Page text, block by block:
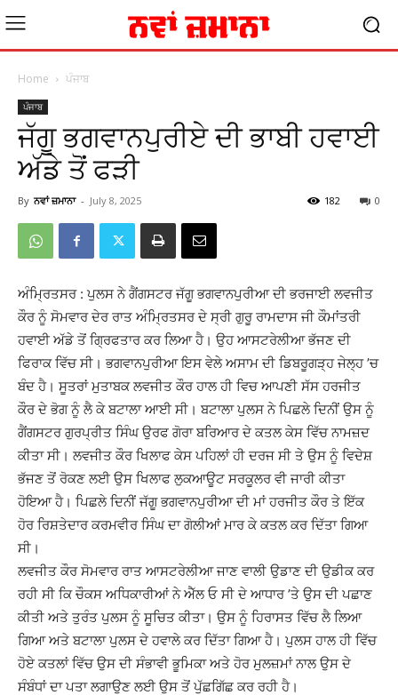
Home ਪੰਜਾਬ
ਪੰਜਾਬ
ਜੱਗੂ ਭਗਵਾਨਪੁਰੀਏ ਦੀ ਭਾਬੀ ਹਵਾਈ
ਅੱਡੇ ਤੋਂ ਫੜੀ
By ਨਵਾਂ ਜ਼ਮਾਨਾ - July 8, 2025 0
182
ਅੰਮਿ੍ਰਤਸਰ : ਪੁਲਸ ਨੇ ਗੈਂਗਸਟਰ ਜੱਗੂ ਭਗਵਾਨਪੁਰੀਆ ਦੀ ਭਰਜਾਈ ਲਵਜੀਤ
ਕੌਰ ਨੂੰ ਸੋਮਵਾਰ ਦੇਰ ਰਾਤ ਅੰਮਿ੍ਰਤਸਰ ਦੇ ਸ੍ਰੀ ਗੁਰੂ ਰਾਮਦਾਸ ਜੀ ਕੌਮਾਂਤਰੀ
ਹਵਾਈ ਅੱਡੇ ਤੋਂ ਗਿ੍ਰਫਤਾਰ ਕਰ ਲਿਆ ਹੈ। ਉਹ ਆਸਟਰੇਲੀਆ ਭੱਜਣ ਦੀ
ਫਿਰਾਕ ਵਿੱਚ ਸੀ। ਭਗਵਾਨਪੁਰੀਆ ਇਸ ਵੇਲੇ ਅਸਾਮ ਦੀ ਡਿਬਰੂਗੜ੍ਹ ਜੇਲ੍ਹ ’ਚ
ਬੰਦ ਹੈ। ਸੂਤਰਾਂ ਮੁਤਾਬਕ ਲਵਜੀਤ ਕੌਰ ਹਾਲ ਹੀ ਵਿਚ ਆਪਣੀ ਸੱਸ ਹਰਜੀਤ
ਕੌਰ ਦੇ ਭੋਗ ਨੂੰ ਲੈ ਕੇ ਬਟਾਲਾ ਆਈ ਸੀ। ਬਟਾਲਾ ਪੁਲਸ ਨੇ ਪਿਛਲੇ ਦਿਨੀਂ ਉਸ ਨੂੰ
ਗੈਂਗਸਟਰ ਗੁਰਪ੍ਰੀਤ ਸਿੰਘ ਉਰਫ ਗੋਰਾ ਬਰਿਆਰ ਦੇ ਕਤਲ ਕੇਸ ਵਿੱਚ ਨਾਮਜ਼ਦ
ਕੀਤਾ ਸੀ। ਲਵਜੀਤ ਕੌਰ ਖਿਲਾਫ ਕੇਸ ਪਹਿਲਾਂ ਹੀ ਦਰਜ ਸੀ ਤੇ ਉਸ ਨੂੰ ਵਿਦੇਸ਼
ਭੱਜਣ ਤੋਂ ਰੋਕਣ ਲਈ ਉਸ ਖਿਲਾਫ ਲੁਕਆਊਟ ਸਰਕੂਲਰ ਵੀ ਜਾਰੀ ਕੀਤਾ
ਹੋਇਆ ਹੈ। ਪਿਛਲੇ ਦਿਨੀਂ ਜੱਗੂ ਭਗਵਾਨਪੁਰੀਆ ਦੀ ਮਾਂ ਹਰਜੀਤ ਕੌਰ ਤੇ ਇੱਕ
ਹੋਰ ਰਿਸ਼ਤੇਦਾਰ ਕਰਮਵੀਰ ਸਿੰਘ ਦਾ ਗੋਲੀਆਂ ਮਾਰ ਕੇ ਕਤਲ ਕਰ ਦਿੱਤਾ ਗਿਆ
ਸੀ।
ਲਵਜੀਤ ਕੌਰ ਸੋਮਵਾਰ ਰਾਤ ਆਸਟਰੇਲੀਆ ਜਾਣ ਵਾਲੀ ਉਡਾਣ ਦੀ ਉਡੀਕ ਕਰ
ਰਹੀ ਸੀ ਕਿ ਚੌਕਸ ਅਧਿਕਾਰੀਆਂ ਨੇ ਐੱਲ ਓ ਸੀ ਦੇ ਆਧਾਰ ’ਤੇ ਉਸ ਦੀ ਪਛਾਣ
ਕੀਤੀ ਅਤੇ ਤੁਰੰਤ ਪੁਲਸ ਨੂੰ ਸੂਚਿਤ ਕੀਤਾ। ਉਸ ਨੂੰ ਹਿਰਾਸਤ ਵਿੱਚ ਲੈ ਲਿਆ
ਗਿਆ ਅਤੇ ਬਟਾਲਾ ਪੁਲਸ ਦੇ ਹਵਾਲੇ ਕਰ ਦਿੱਤਾ ਗਿਆ ਹੈ। ਪੁਲਸ ਹਾਲ ਹੀ ਵਿੱਚ
ਹੋਏ ਕਤਲਾਂ ਵਿੱਚ ਉਸ ਦੀ ਸੰਭਾਵੀ ਭੂਮਿਕਾ ਅਤੇ ਹੋਰ ਮੁਲਜ਼ਮਾਂ ਨਾਲ ਉਸ ਦੇ
ਸੰਬੰਧਾਂ ਦਾ ਪਤਾ ਲਗਾਉਣ ਲਈ ਉਸ ਤੋਂ ਪੁੱਛਗਿੱਛ ਕਰ ਰਹੀ ਹੈ।